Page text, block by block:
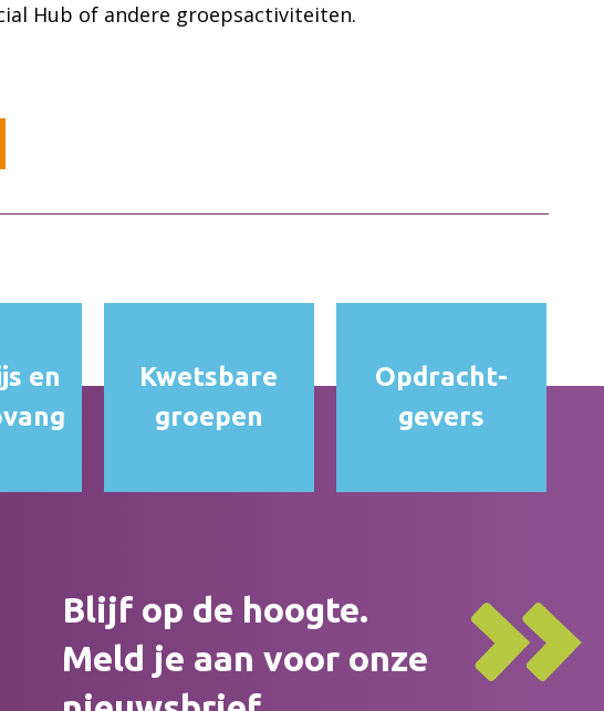
Hub of andere groepsactiviteiten.
en
Kwetsbare
groepen
Opdracht­
gevers
Blijf op de hoogte.
Meld je aan voor onze